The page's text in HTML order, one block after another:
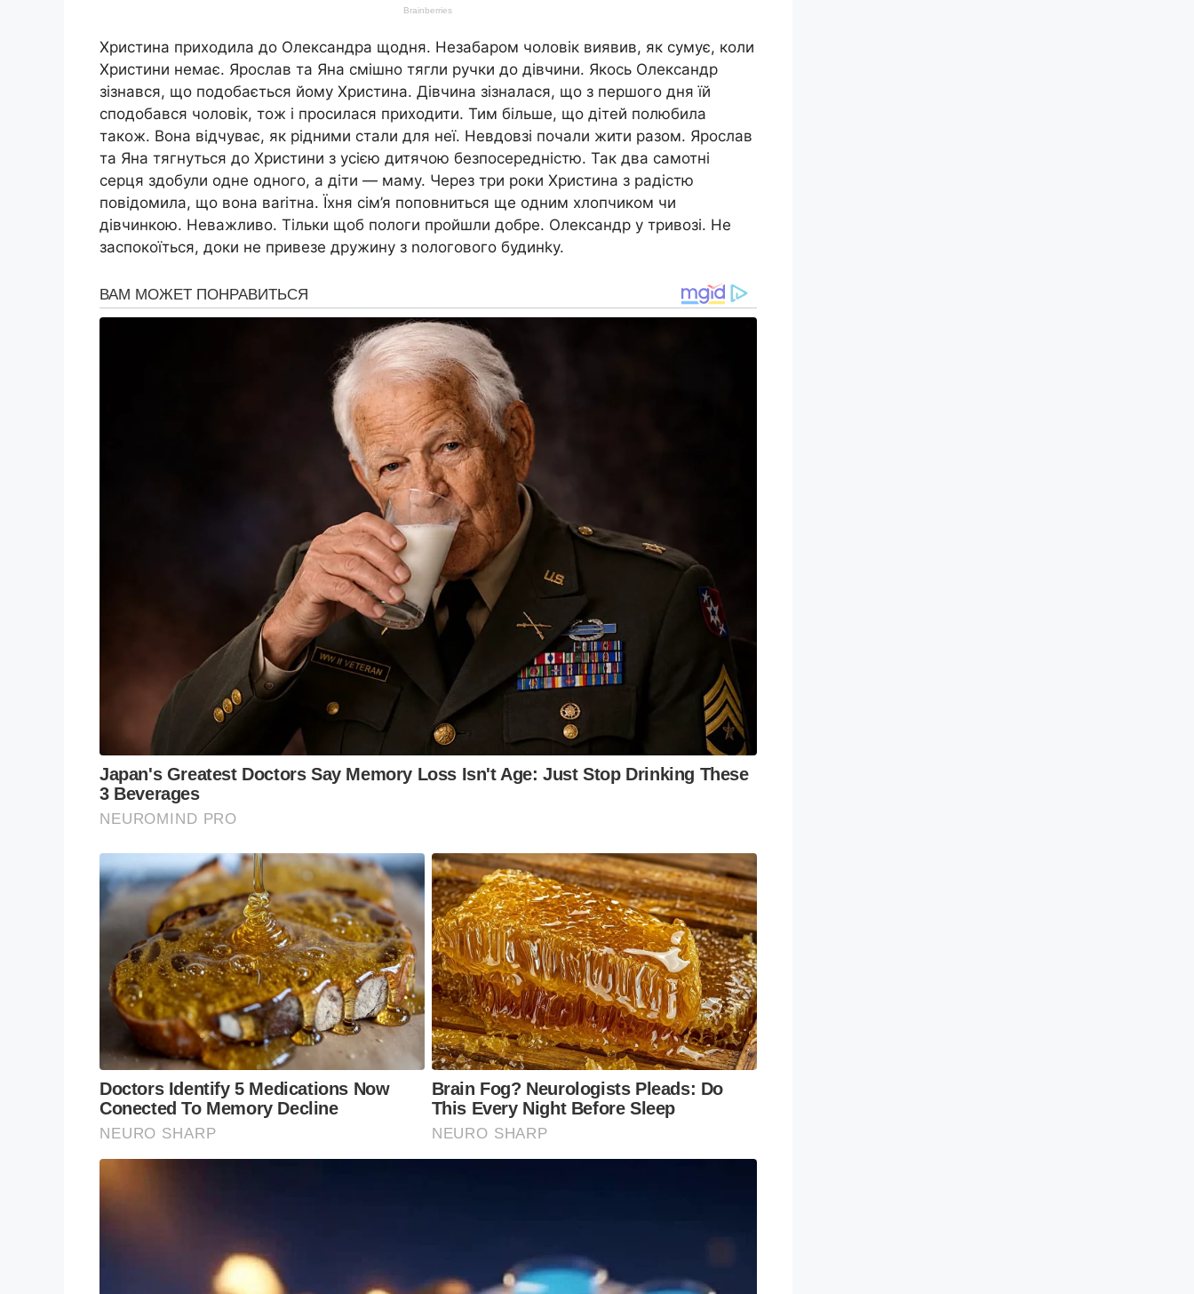
Христина приходила до Олександра щодня. Незабаром чоловік виявив, як сумує, коли
Христини немає. Ярослав та Яна смішно тягли ручки до дівчини. Якось Олександр
зізнався, що подобається йому Христина. Дівчина зізналася, що з першого дня їй
сподобався чоловік, тож і просилася приходити. Тим більше, що дітей полюбила
також. Вона відчуває, як рідними стали для неї. Невдовзі почали жити разом. Ярослав
та Яна тягнуться до Христини з усією дитячою безпосередністю. Так два самотні
серця здобули одне одного, а діти — маму. Через три роки Христина з радістю
повідомила, що вона ваrітна. Їхня сім’я поповниться ще одним хлопчиком чи
дівчинкою. Неважливо. Тільки щоб пологи пройшли добре. Олександр у тривозі. Не
заспокоїться, доки не привезе дружину з nологового будинkу.